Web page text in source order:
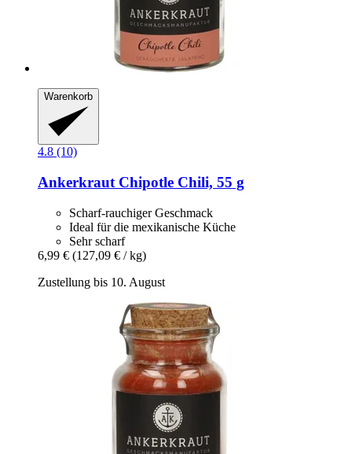
Warenkorb
4.8 (10)
Ankerkraut Chipotle Chili, 55 g
Scharf-rauchiger Geschmack
Ideal für die mexikanische Küche
Sehr scharf
6,99 € (127,09 € / kg)
Zustellung bis 10. August